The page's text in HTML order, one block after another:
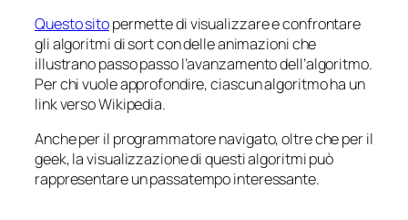
Questo sitopermette di visualizzare e confrontare
gli algoritmi di sort con delle animazioni che
illustrano passo passo l’avanzamento dell’algoritmo.
Per chi vuole approfondire, ciascun algoritmo ha un
link verso Wikipedia.
Anche per il programmatore navigato, oltre che per il
geek, la visualizzazione di questi algoritmi può
rappresentare un passatempo interessante.